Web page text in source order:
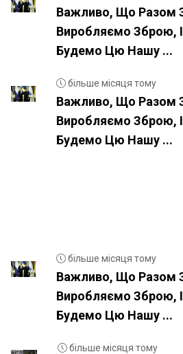
Важливо, Що Разом
Виробляємо Зброю,
Будемо Цю Нашу ...
більше місяця тому
Важливо, Що Разом
Виробляємо Зброю,
Будемо Цю Нашу ...
більше місяця тому
Важливо, Що Разом
Виробляємо Зброю,
Будемо Цю Нашу ...
більше місяця тому